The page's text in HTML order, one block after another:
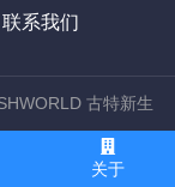
联系我们
古特新生
关于